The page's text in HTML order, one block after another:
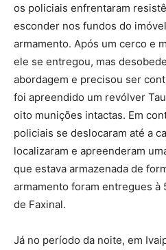
os policiais enfrentaram
esconder nos fundos do
armamento. Após um cerco e
ele se entregou, mas
abordagem e precisou ser
foi apreendido um revólver
oito munições intactas. Em
policiais se deslocaram até a
localizaram e apreenderam
que estava armazenada de
armamento foram entregues à
de Faxinal.
Já no período da noite, em